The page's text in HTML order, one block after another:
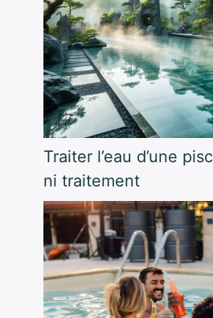
Traiter l’eau d’une
ni traitement